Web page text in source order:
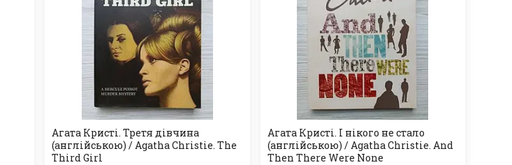
Агата Кристі. Третя дівчина
(англійською) / Agatha Christie. The
Third Girl
Агата Кристі. І нікого не стало
(англійською) / Agatha Christie. And
Then There Were None